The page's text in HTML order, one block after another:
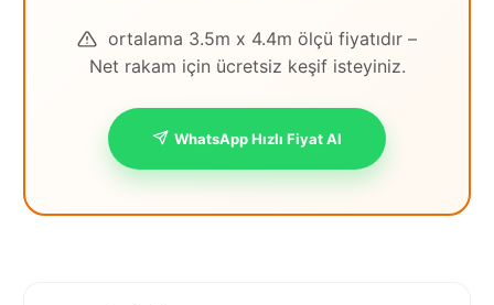
ortalama 3.5m x 4.4m ölçü fiyatıdır –
Net rakam için ücretsiz keşif isteyiniz.
WhatsApp Hızlı Fiyat Al
İstanbul
İstanbul
Anadolu
İstanbul
Avrupa